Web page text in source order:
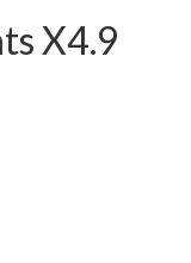
X4.9